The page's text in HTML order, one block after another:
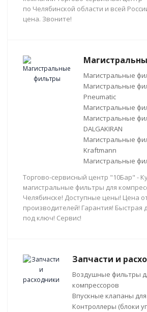
по Челябинской области и всей
цена. Звоните!
Магистральные
Магистральные
Pneumatic
Магистральные
Магистральные
DALGAKIRAN
Магистральные
Kraftmann
Магистральные
Торгово-сервисный центр "10Бар" -
магистральные фильтры для
Челябинске! Доступные цены! Цена
производителей! Гарантия! Быстрая
под ключ! Сервис!
Запчасти и
Воздушные фильтры
компрессоров
Впускные клапаны
Контроллеры (блоки